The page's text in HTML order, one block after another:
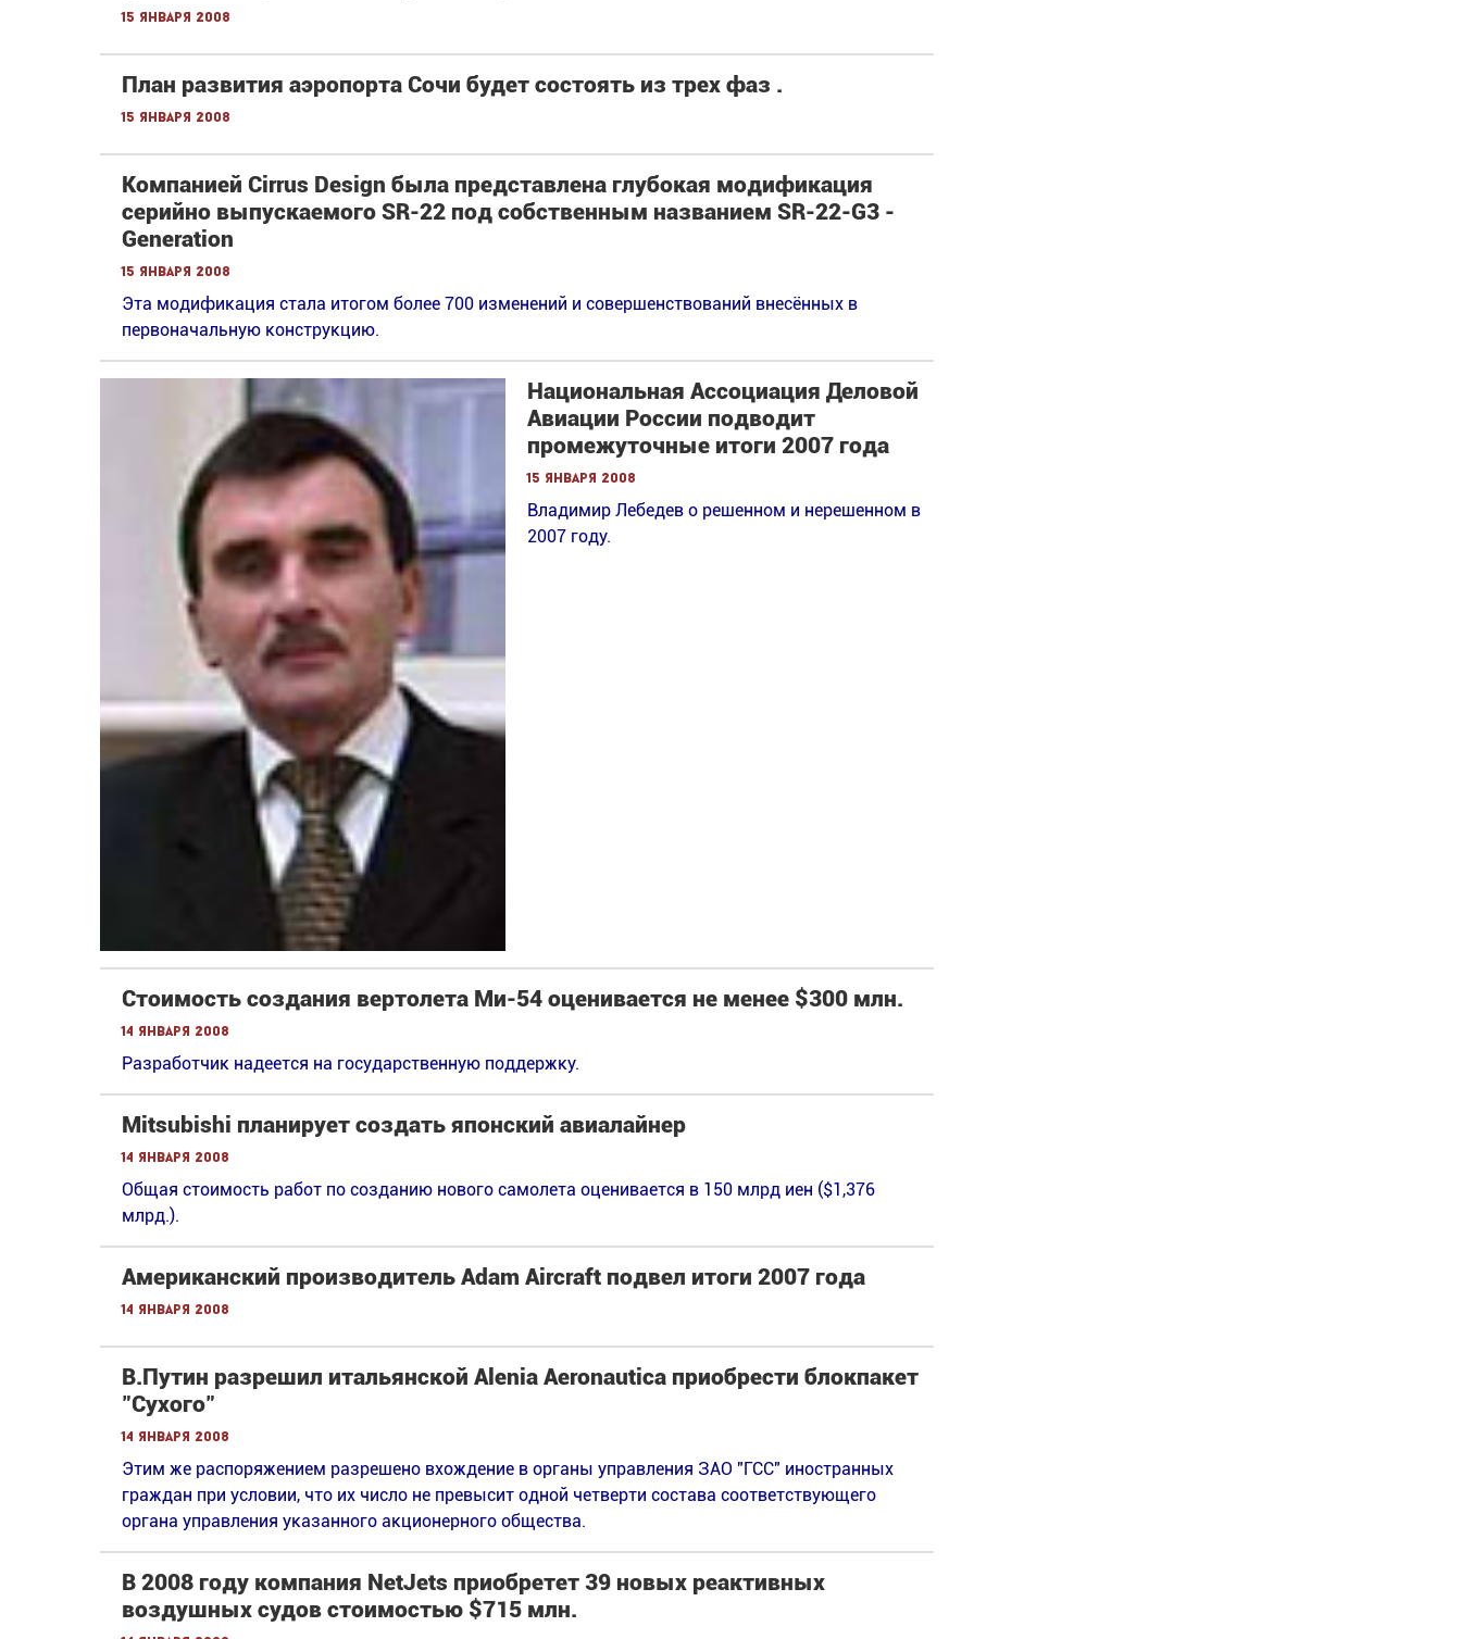
15 января 2008
План развития аэропорта Сочи будет состоять из трех фаз .
15 января 2008
Компанией Cirrus Design была представлена глубокая модификация
серийно выпускаемого SR-22 под собственным названием SR-22-G3 -
Generation
15 января 2008
Эта модификация стала итогом более 700 изменений и совершенствований внесённых в
первоначальную конструкцию.
Национальная Ассоциация Деловой
Авиации России подводит
промежуточные итоги 2007 года
15 января 2008
Владимир Лебедев о решенном и нерешенном в
2007 году.
Стоимость создания вертолета Ми-54 оценивается не менее $300 млн.
14 января 2008
Разработчик надеется на государственную поддержку.
Mitsubishi планирует создать японский авиалайнер
14 января 2008
Общая стоимость работ по созданию нового самолета оценивается в 150 млрд иен ($1,376
млрд.).
Американский производитель Adam Aircraft подвел итоги 2007 года
14 января 2008
В.Путин разрешил итальянской Alenia Aeronautica приобрести блокпакет
"Сухого"
14 января 2008
Этим же распоряжением разрешено вхождение в органы управления ЗАО "ГСС" иностранных
граждан при условии, что их число не превысит одной четверти состава соответствующего
органа управления указанного акционерного общества.
В 2008 году компания NetJets приобретет 39 новых реактивных
воздушных судов стоимостью $715 млн.